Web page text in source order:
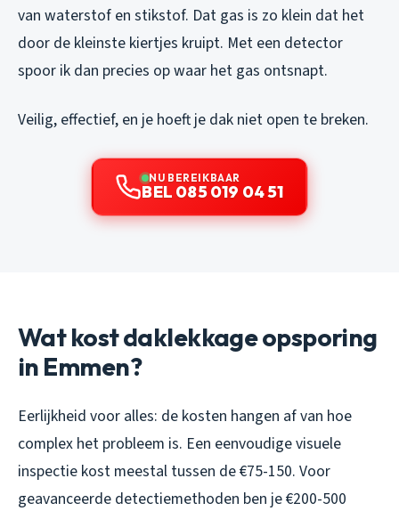
van waterstof en stikstof. Dat gas is zo klein dat het
door de kleinste kiertjes kruipt. Met een detector
spoor ik dan precies op waar het gas ontsnapt.
Veilig, effectief, en je hoeft je dak niet open te breken.
NU BEREIKBAAR
BEL 085 019 04 51
Wat kost daklekkage opsporing
in Emmen?
Eerlijkheid voor alles: de kosten hangen af van hoe
complex het probleem is. Een eenvoudige visuele
inspectie kost meestal tussen de €75-150. Voor
geavanceerde detectiemethoden ben je €200-500